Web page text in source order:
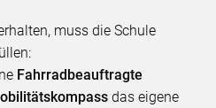
muss die Schule
Fahrradbeauftragte
das eigene